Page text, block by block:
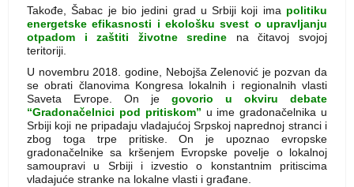
Takođe, Šabac je bio jedini grad u Srbiji koji ima politiku
energetske efikasnosti i ekološku svest o upravljanju
otpadom i zaštiti životne sredine na čitavoj svojoj
teritoriji.
U novembru 2018. godine, Nebojša Zelenović je pozvan da
se obrati članovima Kongresa lokalnih i regionalnih vlasti
Saveta Evrope. On je govorio u okviru debate
“Gradonačelnici pod pritiskom” u ime gradonačelnika u
Srbiji koji ne pripadaju vladajućoj Srpskoj naprednoj stranci i
zbog toga trpe pritiske. On je upoznao evropske
gradonačelnike sa kršenjem Evropske povelje o lokalnoj
samoupravi u Srbiji i izvestio o konstantnim pritiscima
vladajuće stranke na lokalne vlasti i građane.